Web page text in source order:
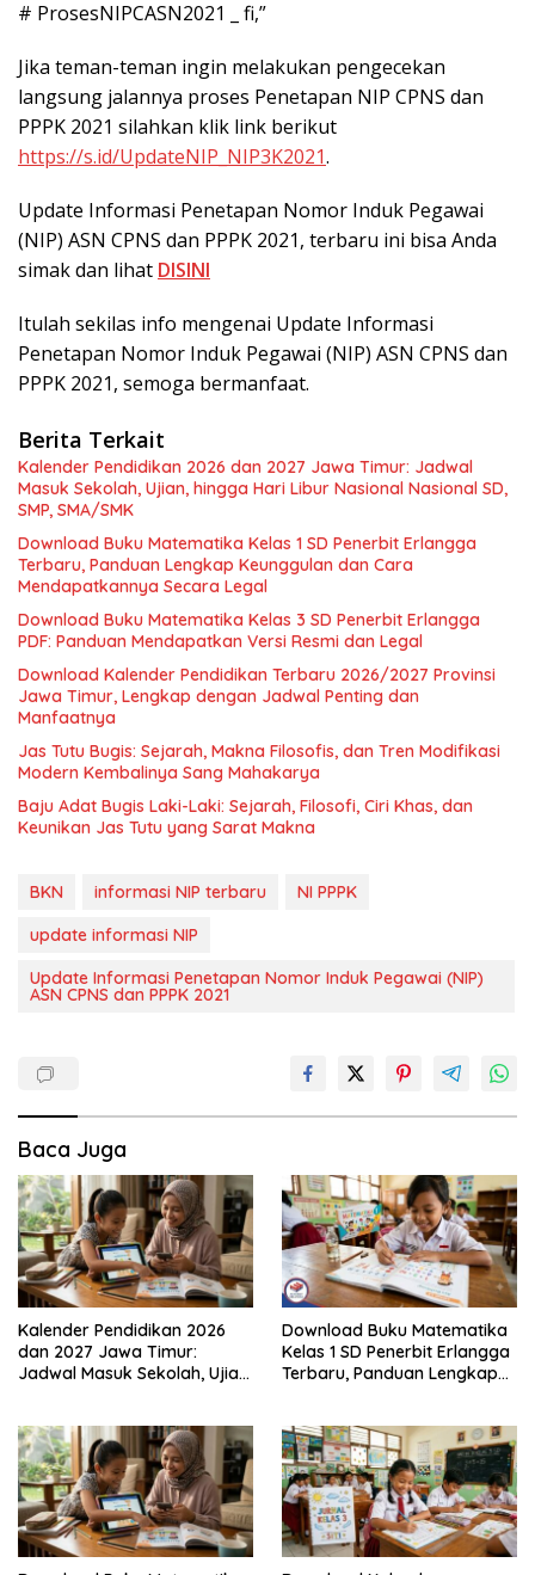
# ProsesNIPCASN2021 _ fi,”
Jika teman-teman ingin melakukan pengecekan
langsung jalannya proses Penetapan NIP CPNS dan
PPPK 2021 silahkan klik link berikut
https://s.id/UpdateNIP_NIP3K2021.
Update Informasi Penetapan Nomor Induk Pegawai
(NIP) ASN CPNS dan PPPK 2021, terbaru ini bisa Anda
simak dan lihat DISINI
Itulah sekilas info mengenai Update Informasi
Penetapan Nomor Induk Pegawai (NIP) ASN CPNS dan
PPPK 2021, semoga bermanfaat.
Berita Terkait
Kalender Pendidikan 2026 dan 2027 Jawa Timur: Jadwal
Masuk Sekolah, Ujian, hingga Hari Libur Nasional Nasional SD,
SMP, SMA/SMK
Download Buku Matematika Kelas 1 SD Penerbit Erlangga
Terbaru, Panduan Lengkap Keunggulan dan Cara
Mendapatkannya Secara Legal
Download Buku Matematika Kelas 3 SD Penerbit Erlangga
PDF: Panduan Mendapatkan Versi Resmi dan Legal
Download Kalender Pendidikan Terbaru 2026/2027 Provinsi
Jawa Timur, Lengkap dengan Jadwal Penting dan
Manfaatnya
Jas Tutu Bugis: Sejarah, Makna Filosofis, dan Tren Modifikasi
Modern Kembalinya Sang Mahakarya
Baju Adat Bugis Laki-Laki: Sejarah, Filosofi, Ciri Khas, dan
Keunikan Jas Tutu yang Sarat Makna
BKN informasi NIP terbaru
NI PPPK
update informasi NIP
Update Informasi Penetapan Nomor Induk Pegawai (NIP)
ASN CPNS dan PPPK 2021
Baca Juga
Kalender Pendidikan 2026
dan 2027 Jawa Timur:
Jadwal Masuk Sekolah, Ujian,
Download Buku Matematika
Kelas 1 SD Penerbit Erlangga
Terbaru, Panduan Lengkap
Legal